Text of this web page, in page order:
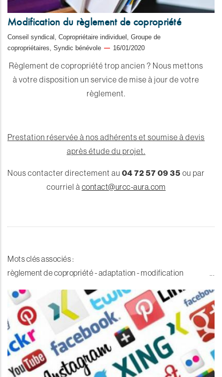
Modification du règlement de copropriété
Conseil syndical, Copropriétaire individuel, Groupe de
copropriétaires, Syndic bénévole
16/01/2020
Règlement de copropriété trop ancien ? Nous mettons
à votre disposition un service de mise à jour de votre
règlement.
Prestation réservée à nos adhérents et soumise à devis
après étude du projet.
Nous contacter directement au 04 72 57 09 35 ou par
courriel à contact@urcc-aura.com
Mots clés associés :
règlement de copropriété - adaptation - modification